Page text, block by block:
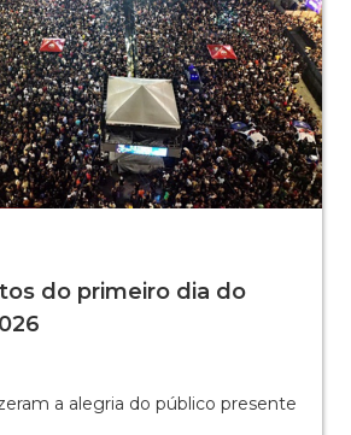
do primeiro dia do
a alegria do público presente